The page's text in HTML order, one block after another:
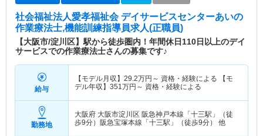
社会福祉法人愛孝福祉会 デイサービスセンターあいの
作業療法士,機能訓練指導員求人(正職員)
【大阪市/淀川区】駅から徒歩圏内！年間休日110日以上のデイ
サービスでの作業療法士さんの募集です♪
給与
【モデル月収】 29.2万円～ 資格・経験による 【モ
デル年収】 351万円～ 資格・経験による
勤務地
大阪府 大阪市淀川区 阪急神戸本線「十三駅」（徒
歩9分）阪急宝塚本線「十三駅」（徒歩9分） 他